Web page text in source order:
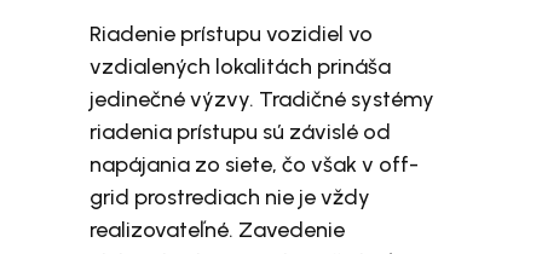
Riadenie prístupu vozidiel vo
vzdialených lokalitách prináša
jedinečné výzvy. Tradičné systémy
riadenia prístupu sú závislé od
napájania zo siete, čo však v off-
grid prostrediach nie je vždy
realizovateľné. Zavedenie